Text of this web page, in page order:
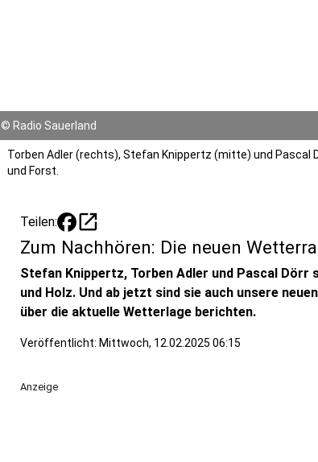
© Radio Sauerland
Torben Adler (rechts), Stefan Knippertz (mitte) und Pascal
und Forst.
Teilen: open_in_new
Zum Nachhören: Die neuen
Stefan Knippertz, Torben Adler und Pascal Dörr
und Holz. Und ab jetzt sind sie auch unsere
über die aktuelle Wetterlage berichten.
Veröffentlicht: Mittwoch, 12.02.2025 06:15
Anzeige